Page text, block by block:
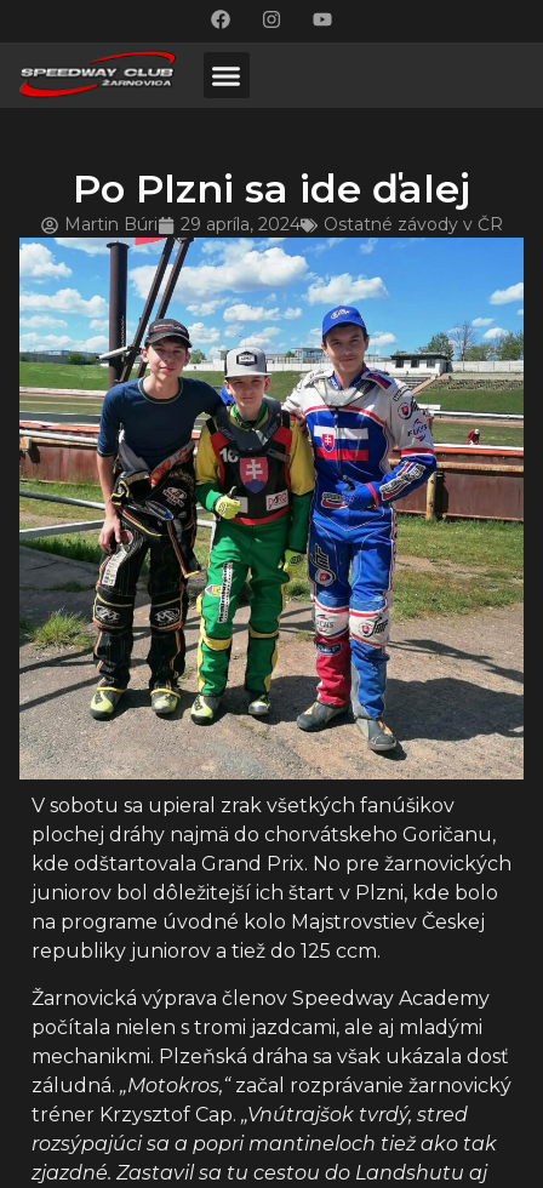
Po Plzni sa ide ďalej
Martin Búri 29 apríla, 2024 Ostatné závody v ČR
V sobotu sa upieral zrak všetkých fanúšikov
plochej dráhy najmä do chorvátskeho Goričanu,
kde odštartovala Grand Prix. No pre žarnovických
juniorov bol dôležitejší ich štart v Plzni, kde bolo
na programe úvodné kolo Majstrovstiev Českej
republiky juniorov a tiež do 125 ccm.
Žarnovická výprava členov Speedway Academy
počítala nielen s tromi jazdcami, ale aj mladými
mechanikmi. Plzeňská dráha sa však ukázala dosť
záludná. „Motokros,“začal rozprávanie žarnovický
tréner Krzysztof Cap. „Vnútrajšok tvrdý, stred
rozsýpajúci sa a popri mantineloch tiež ako tak
zjazdné. Zastavil sa tu cestou do Landshutu aj